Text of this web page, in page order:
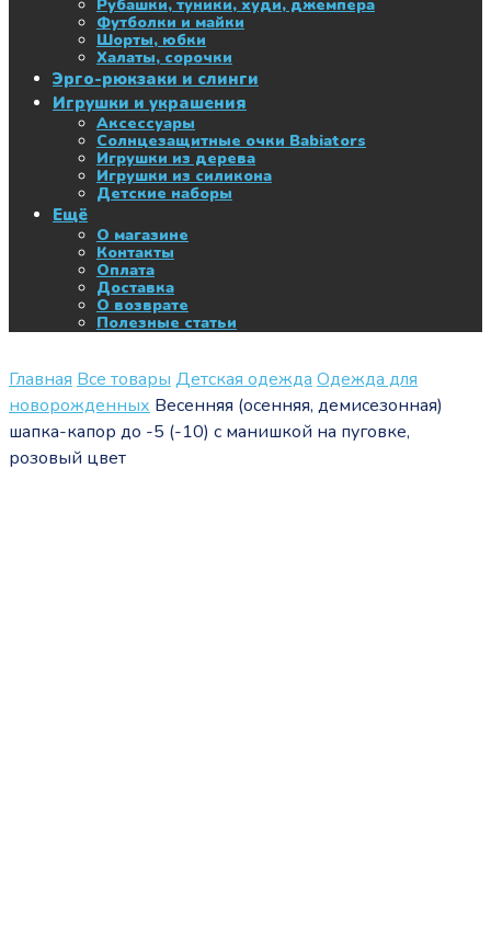
Рубашки, туники, худи, джемпера
Футболки и майки
Шорты, юбки
Халаты, сорочки
Эрго-рюкзаки и слинги
Игрушки и украшения
Аксессуары
Солнцезащитные очки Babiators
Игрушки из дерева
Игрушки из силикона
Детские наборы
Ещё
О магазине
Контакты
Оплата
Доставка
О возврате
Полезные статьи
Главная Все товары Детская одежда Одежда для
новорожденных Весенняя (осенняя, демисезонная)
шапка-капор до -5 (-10) с манишкой на пуговке,
розовый цвет